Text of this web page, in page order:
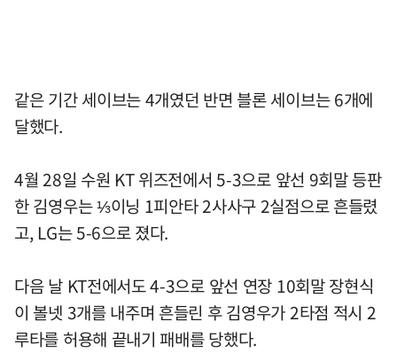
같은 기간 세이브는 4개였던 반면 블론 세이브는 6개에
달했다.
4월 28일 수원 KT 위즈전에서 5-3으로 앞선 9회말 등판
한 김영우는 ⅓이닝 1피안타 2사사구 2실점으로 흔들렸
고, LG는 5-6으로 졌다.
다음 날 KT전에서도 4-3으로 앞선 연장 10회말 장현식
이 볼넷 3개를 내주며 흔들린 후 김영우가 2타점 적시 2
루타를 허용해 끝내기 패배를 당했다.